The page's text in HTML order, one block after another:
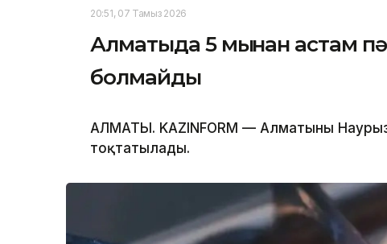
20:51, 07 Тамыз 2026
Алматыда 5 мыңнан астам
болмайды
АЛМАТЫ. KAZINFORM — Алматының
тоқтатылады.